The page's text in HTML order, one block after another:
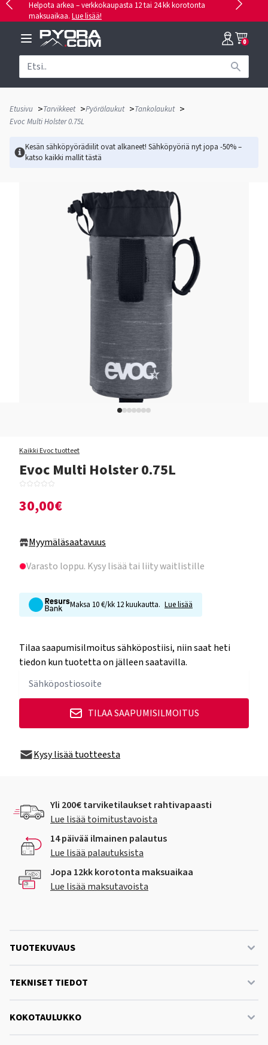
Helpota arkea – verkkokaupasta 12 tai 24 kk korotonta
maksuaikaa. Lue lisää!
0
Etusivu >Tarvikkeet >Pyörälaukut >Tankolaukut >
Evoc Multi Holster 0.75L
Kesän sähköpyörädiilit ovat alkaneet! Sähköpyöriä nyt jopa -50% –
katso kaikki mallittästä
Kaikki Evoc tuotteet
Evoc Multi Holster 0.75L
30,00€
Myymäläsaatavuus
Varasto loppu. Kysy lisää tai liity waitlistille
Maksa 10 €/kk 12 kuukautta. Lue lisää
Tilaa saapumisilmoitus sähköpostiisi, niin saat heti
tiedon kun tuotetta on jälleen saatavilla.
TILAA SAAPUMISILMOITUS
Kysy lisää tuotteesta
Yli 200€ tarviketilaukset rahtivapaasti
Lue lisää toimitustavoista
14 päivää ilmainen palautus
Lue lisää palautuksista
Jopa 12kk korotonta maksuaikaa
Lue lisää maksutavoista
TUOTEKUVAUS
TEKNISET TIEDOT
KOKOTAULUKKO